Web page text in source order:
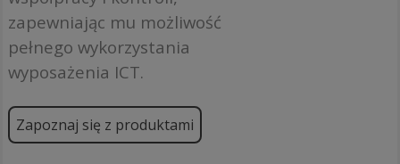
zapewniając mu możliwość
pełnego wykorzystania
wyposażenia ICT.
Zapoznaj się z produktami